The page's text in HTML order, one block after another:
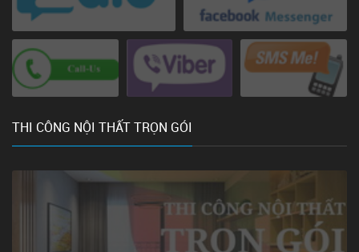
THI CÔNG NỘI THẤT TRỌN GÓI